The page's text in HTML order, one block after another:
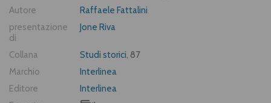
Autore
Raffaele Fattalini
presentazione
di
Jone Riva
Collana Studi storici, 87
Marchio
Interlinea
Editore
Interlinea